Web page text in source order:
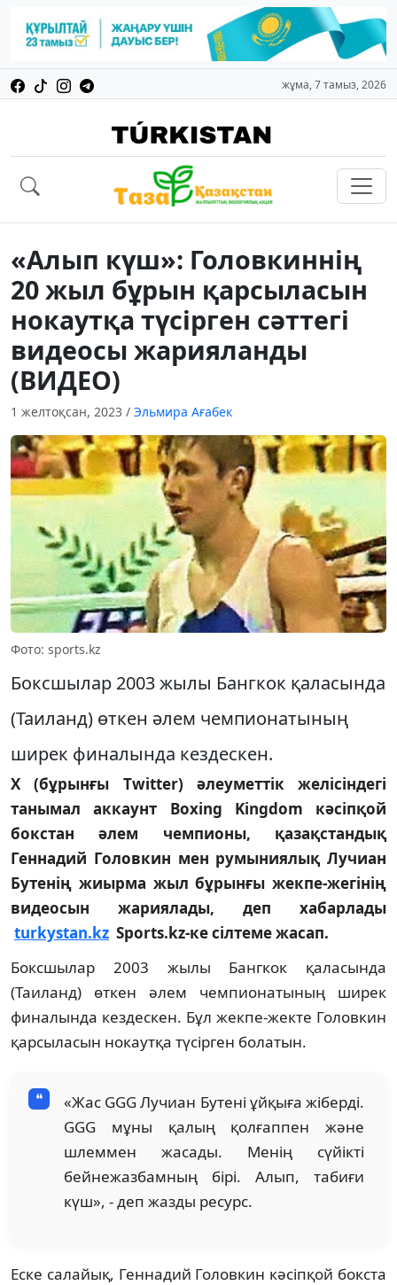
жұма, 7 тамыз, 2026
«Алып күш»: Головкиннің
20 жыл бұрын қарсыласын
нокаутқа түсірген сәттегі
видеосы жарияланды
(ВИДЕО)
1 желтоқсан, 2023 / Эльмира Ағабек
Фото: sports.kz
Боксшылар 2003 жылы Бангкок қаласында
(Таиланд) өткен әлем чемпионатының
ширек финалында кездескен.
X (бұрынғы Twitter) әлеуметтік желісіндегі
танымал аккаунт Boxing Kingdom кәсіпқой
бокстан әлем чемпионы, қазақстандық
Геннадий Головкин мен румыниялық Лучиан
Бутенің жиырма жыл бұрынғы жекпе-жегінің
видеосын жариялады, деп хабарлады
turkystan.kz Sports.kz-ке сілтеме жасап.
Боксшылар 2003 жылы Бангкок қаласында
(Таиланд) өткен әлем чемпионатының ширек
финалында кездескен. Бұл жекпе-жекте Головкин
қарсыласын нокаутқа түсірген болатын.
«Жас GGG Лучиан Бутені ұйқыға жіберді.
GGG мұны қалың қолғаппен және
шлеммен жасады. Менің сүйікті
бейнежазбамның бірі. Алып, табиғи
күш», - деп жазды ресурс.
Еске салайық, Геннадий Головкин кәсіпқой бокста